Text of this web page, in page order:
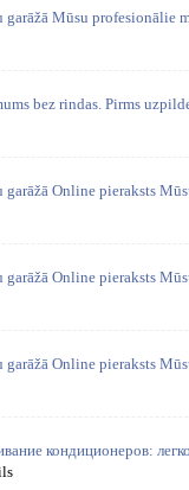
Mūsu profesionālie
bez rindas. Pirms
Online pieraksts
Online pieraksts
Online pieraksts
кондиционеров: